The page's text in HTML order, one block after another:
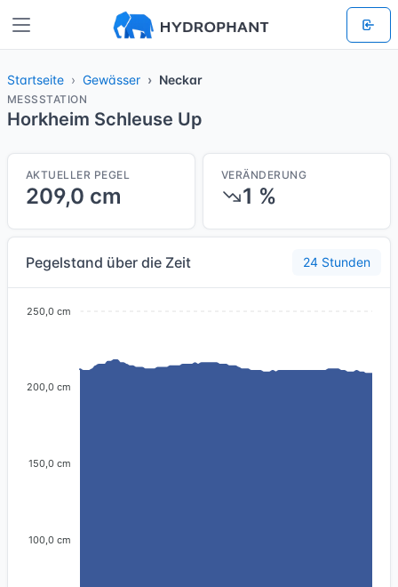
Startseite Gewässer Neckar
MESSSTATION
Horkheim Schleuse Up
AKTUELLER PEGEL
209,0 cm
VERÄNDERUNG
1 %
Pegelstand über die Zeit 24 Stunden
250,0 cm
200,0 cm
150,0 cm
100,0 cm